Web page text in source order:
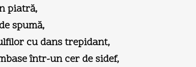
piatră,
spumă,
cu dans trepidant,
într-un cer de sidef,